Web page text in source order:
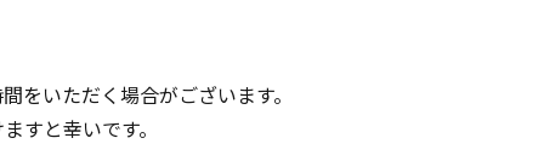
をいただく場合がございます。
すと幸いです。